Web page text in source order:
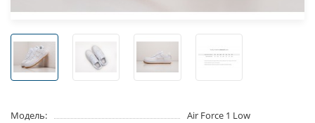
Модель:
Air Force 1 Low